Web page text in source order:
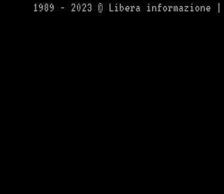
1989 - 2023 © Libera informazione |